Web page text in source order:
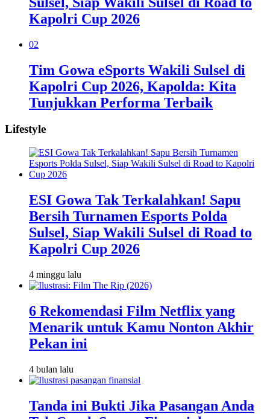
Kapolri Cup 2026
02
Tim Gowa eSports Wakili Sulsel di
Kapolri Cup 2026, Kapolda: Kita
Tunjukkan Performa Terbaik
Lifestyle
ESI Gowa Tak Terkalahkan! Sapu
Bersih Turnamen Esports Polda
Sulsel, Siap Wakili Sulsel di Road to
Kapolri Cup 2026
4 minggu lalu
6 Rekomendasi Film Netflix yang
Menarik untuk Kamu Nonton Akhir
Pekan ini
4 bulan lalu
Tanda ini Bukti Jika Pasangan Anda